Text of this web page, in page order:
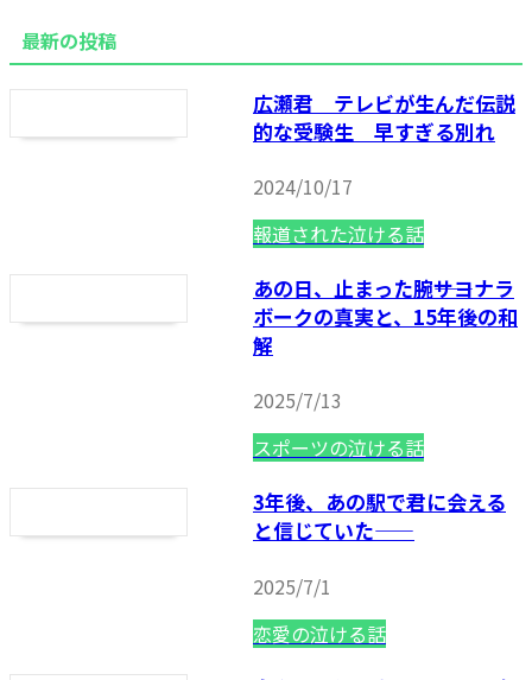
最新の投稿
広瀬君 テレビが生んだ伝説
的な受験生 早すぎる別れ
2024/10/17
報道された泣ける話
あの日、止まった腕――サヨナラ
ボークの真実と、15年後の和
解
2025/7/13
スポーツの泣ける話
3年後、あの駅で君に会える
と信じていた——
2025/7/1
恋愛の泣ける話